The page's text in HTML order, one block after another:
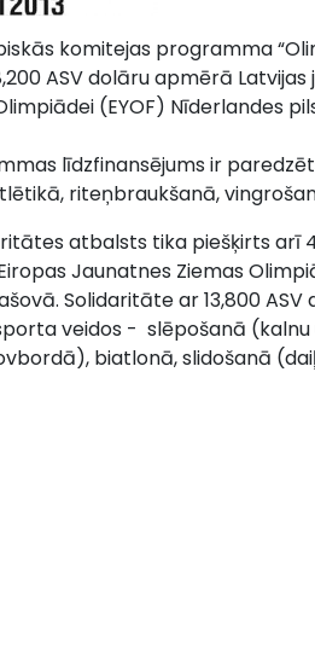
komitejas programma
ASV dolāru apmērā
(EYOF) Nīderlandes
līdzfinansējums ir
riteņbraukšanā,
atbalsts tika piešķirts arī
Jaunatnes Ziemas
Solidaritāte ar 13,800
veidos - slēpošanā
biatlonā, slidošanā